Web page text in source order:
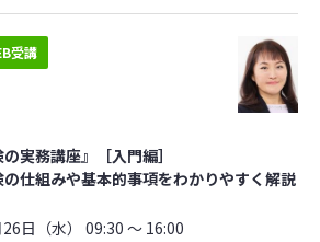
受講
実務講座』［入門編］
仕組みや基本的事項をわかりやすく解説
日（水） 09:30 ～ 16:00